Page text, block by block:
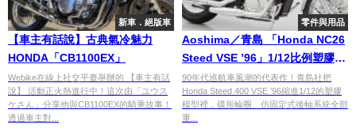
新車．絕版車
【車主有話說】古典氣冷魅力
HONDA「CB1100EX」
Webike在線上社交平臺舉辦的 【車主有話
說】 活動正火熱進行中！這次由「ユウス
ケさん」分享他與CB1100EX的騎乘故事！
透過車主對...
零件與用品
Aoshima／青島 「Honda NC26
Steed VSE ’96」1/12比例塑膠模
型2026年12月發售！古典×直線
加速改裝零件附屬×3,960日圓
90年代巡航車風潮的代表作！青島社把
Honda Steed 400 VSE '96縮進1/12的塑膠
模型裡，碟形輪圈、仿固定式後軸系統全部
重...